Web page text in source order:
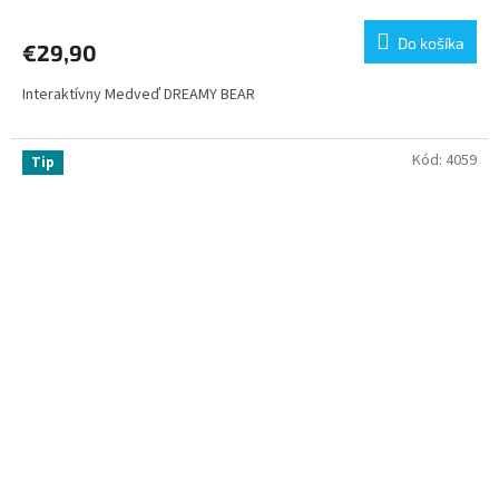
€29,90 Do košíka
Interaktívny Medveď DREAMY BEAR
Tip Kód: 4059